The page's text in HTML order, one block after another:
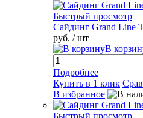
Быстрый просмотр
Сайдинг Grand Line
руб. / шт
В
Подробнее
Купить в 1 клик
В избранное
Быстрый просмотр